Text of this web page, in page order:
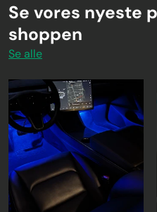
Se vores nyeste
shoppen
Se alle